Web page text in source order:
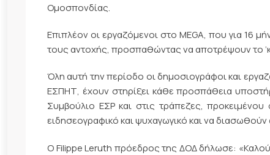
Ομοσπονδίας.
Επιπλέον οι εργαζόμενοι στο MEGA, που για 16
τους αντοχής, προσπαθώντας να αποτρέψουν το
Όλη αυτή την περίοδο οι δημοσιογράφοι και
ΕΣΠΗΤ, έχουν στηρίξει κάθε προσπάθεια
Συμβούλιο ΕΣΡ και στις τράπεζες,
ειδησεογραφικό και ψυχαγωγικό και να διασωθούν
Ο Filippe Leruth πρόεδρος της ΔΟΔ δήλωσε: